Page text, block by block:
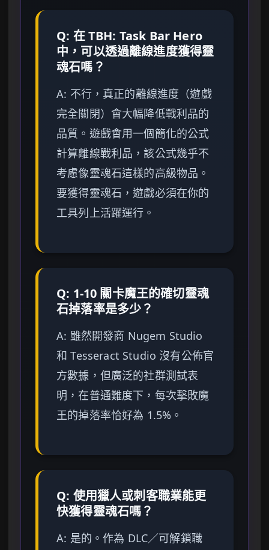
Q: 在 TBH: Task Bar Hero
中，可以透過離線進度獲得靈
魂石嗎？
A: 不行，真正的離線進度（遊戲
完全關閉）會大幅降低戰利品的
品質。遊戲會用一個簡化的公式
計算離線戰利品，該公式幾乎不
考慮像靈魂石這樣的高級物品。
要獲得靈魂石，遊戲必須在你的
工具列上活躍運行。
Q: 1-10 關卡魔王的確切靈魂
石掉落率是多少？
A: 雖然開發商 Nugem Studio
和 Tesseract Studio 沒有公佈官
方數據，但廣泛的社群測試表
明，在普通難度下，每次擊敗魔
王的掉落率恰好為 1.5%。
Q: 使用獵人或刺客職業能更
快獲得靈魂石嗎？
A: 是的。作為 DLC／可解鎖職